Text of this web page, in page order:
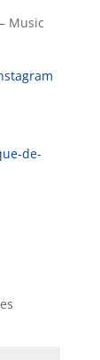
Music
de-